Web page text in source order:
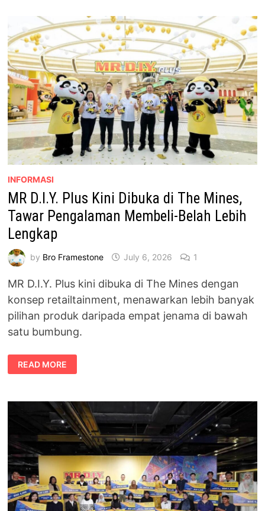
LUAR
DARJAH
KEPADA
PELAJAR
KURANG
BERKEMAMPUAN
INFORMASI
MR D.I.Y. Plus Kini Dibuka di The Mines,
Tawar Pengalaman Membeli-Belah Lebih
Lengkap
by Bro Framestone July 6, 2026 1
MR D.I.Y. Plus kini dibuka di The Mines dengan
konsep retailtainment, menawarkan lebih banyak
pilihan produk daripada empat jenama di bawah
satu bumbung.
MR
D.I.Y.
PLUS
DI
PENGALAMAN
MEMBELI-
BELAH
LEBIH
LENGKAP
READ MORE